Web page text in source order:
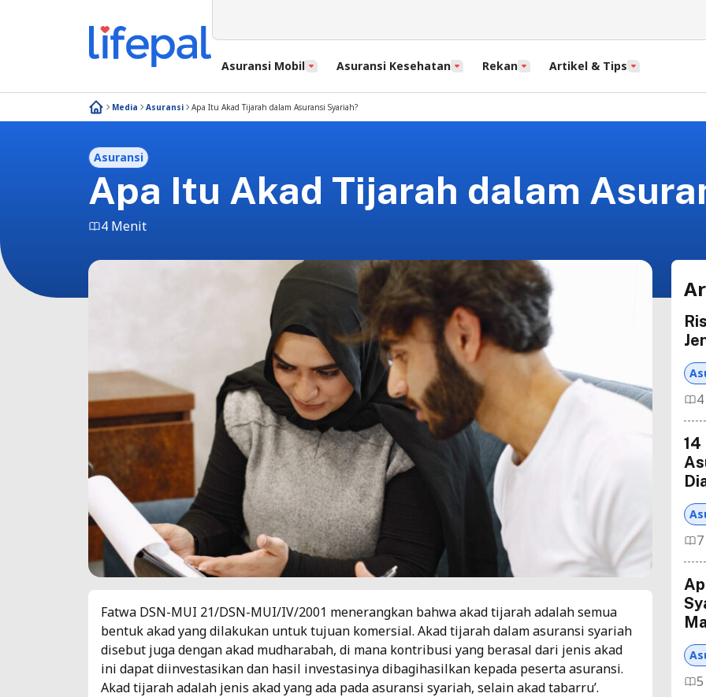
Asuransi Mobil Asuransi Kesehatan Rekan Artikel & Tips
Media Asuransi Apa Itu Akad Tijarah dalam Asuransi Syariah?
Asuransi
Apa Itu Akad Tijarah dalam
4 Menit
Fatwa DSN-MUI 21/DSN-MUI/IV/2001 menerangkan bahwa akad tijarah adalah semua
bentuk akad yang dilakukan untuk tujuan komersial. Akad tijarah dalam asuransi syariah
disebut juga dengan akad mudharabah, di mana kontribusi yang berasal dari jenis akad
ini dapat diinvestasikan dan hasil investasinya dibagihasilkan kepada peserta asuransi.
Akad tijarah adalah jenis akad yang ada pada asuransi syariah, selain akad tabarru’.